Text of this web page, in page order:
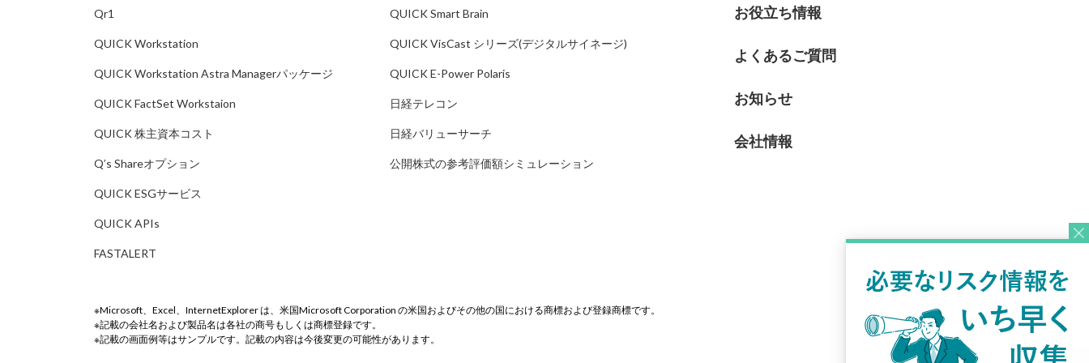
Qr1
QUICK Workstation
QUICK Workstation Astra Managerパッケージ
QUICK FactSet Workstaion
QUICK 株主資本コスト
Q’s Shareオプション
QUICK ESGサービス
QUICK APIs
FASTALERT
QUICK Smart Brain
QUICK VisCast シリーズ(デジタルサイネージ)
QUICK E-Power Polaris
日経テレコン
日経バリューサーチ
公開株式の参考評価額シミュレーション
お役立ち情報
よくあるご質問
お知らせ
会社情報
Microsoft、Excel、InternetExplorer は、米国Microsoft Corporation の米国およびその他の国における商標および登録商標です。
記載の会社名および製品名は各社の商号もしくは商標登録です。
記載の画面例等はサンプルです。記載の内容は今後変更の可能性があります。